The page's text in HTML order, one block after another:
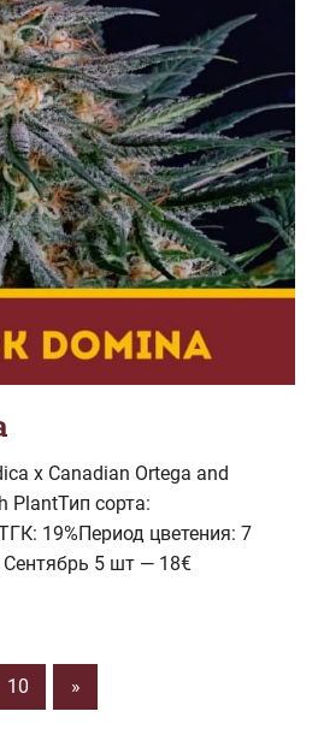
x Canadian Ortega and
PlantТип сорта:
19%Период цветения: 7
5 шт — 18€
10
Следующие
записи
»